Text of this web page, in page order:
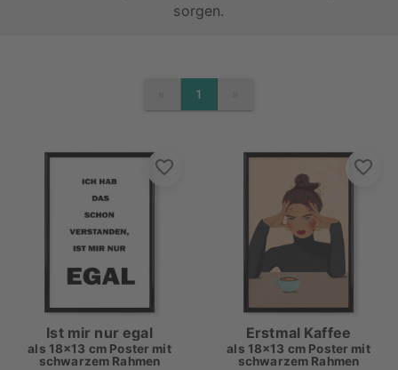
sorgen.
PREVIOUS
1
Ist mir nur egal
als 18x13 cm Poster mit
schwarzem Rahmen
Erstmal Kaffee
als 18x13 cm Poster mit
schwarzem Rahmen